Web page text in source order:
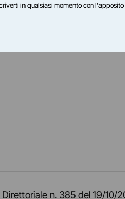
n. 385 del 19/10/
in qualsiasi momento con